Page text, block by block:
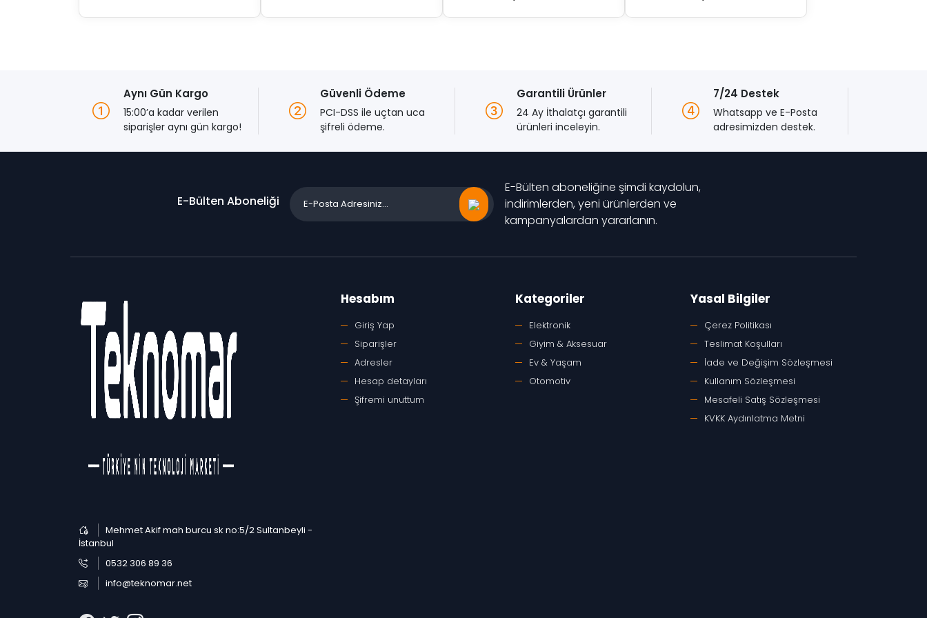
Aynı Gün Kargo
15:00’a kadar verilen
siparişler aynı gün kargo!
Güvenli Ödeme
PCI-DSS ile uçtan uca
şifreli ödeme.
Garantili Ürünler
24 Ay İthalatçı garantili
ürünleri inceleyin.
7/24 Destek
Whatsapp ve E-Posta
adresimizden destek.
E-Bülten Aboneliği
E-Bülten aboneliğine şimdi kaydolun,
indirimlerden, yeni ürünlerden ve
kampanyalardan yararlanın.
Mehmet Akif mah burcu sk no:5/2 Sultanbeyli -
İstanbul
0532 306 89 36
info@teknomar.net
Hesabım
Giriş Yap
Siparişler
Adresler
Hesap detayları
Şifremi unuttum
Kategoriler
Elektronik
Giyim & Aksesuar
Ev & Yaşam
Otomotiv
Yasal Bilgiler
Çerez Politikası
Teslimat Koşulları
İade ve Değişim Sözleşmesi
Kullanım Sözleşmesi
Mesafeli Satış Sözleşmesi
KVKK Aydınlatma Metni